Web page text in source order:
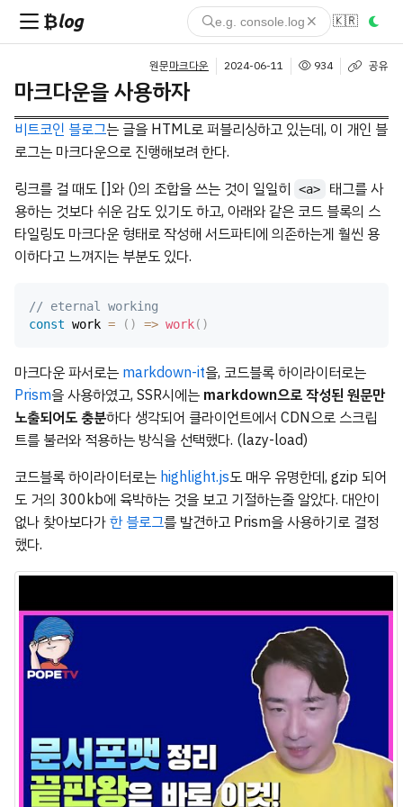
₿log 🇰🇷
원문마크다운 2024-06-11 934 공유
마크다운을 사용하자
비트코인 블로그는 글을 HTML로 퍼블리싱하고 있는데, 이 개인 블
로그는 마크다운으로 진행해보려 한다.
링크를 걸 때도 []와 ()의 조합을 쓰는 것이 일일히
<a>
태그를 사
용하는 것보다 쉬운 감도 있기도 하고, 아래와 같은 코드 블록의 스
타일링도 마크다운 형태로 작성해 서드파티에 의존하는게 훨씬 용
이하다고 느껴지는 부분도 있다.
// eternal working
const work = ( ) => work( )
마크다운 파서로는 markdown-it을, 코드블록 하이라이터로는
Prism을 사용하였고, SSR시에는 markdown으로 작성된 원문만
노출되어도 충분하다 생각되어 클라이언트에서 CDN으로 스크립
트를 불러와 적용하는 방식을 선택했다. (lazy-load)
코드블록 하이라이터로는 highlight.js도 매우 유명한데, gzip 되어
도 거의 300kb에 육박하는 것을 보고 기절하는줄 알았다. 대안이
없나 찾아보다가한 블로그를 발견하고 Prism을 사용하기로 결정
했다.